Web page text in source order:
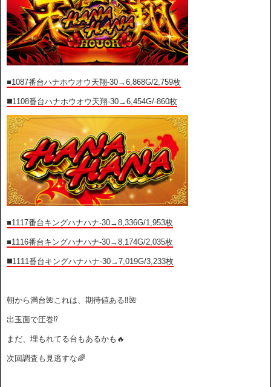
■1087番台ハナホウオウ天翔-30→6,868G/2,759枚
◼️1108番台ハナホウオウ天翔-30→6,454G/-860枚
■1117番台キングハナハナ-30→8,336G/1,953枚
■1116番台キングハナハナ-30→8,174G/2,035枚
◼️1111番台キングハナハナ-30→7,019G/3,233枚
朝から満台🌺これは、期待値ある‼️🌺
出玉面で圧巻⁉️
まだ、埋もれてる台もあるかも🔥
次回調査も見逃すな🌈